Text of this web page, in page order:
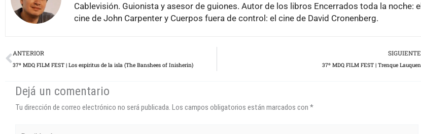
Cablevisión. Guionista y asesor de guiones. Autor de los libros Encerrados toda la noche: el
cine de John Carpenter y Cuerpos fuera de control: el cine de David Cronenberg.
Prev
ANTERIOR
37º MDQ FILM FEST | Los espíritus de la isla (The Banshees of Inisherin)
SIGUIENTE
37º MDQ FILM FEST | Trenque Lauquen
Dejá un comentario
Tu dirección de correo electrónico no será publicada. Los campos obligatorios están marcados con *